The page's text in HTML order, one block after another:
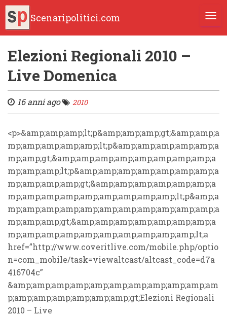
Scenaripolitici.com
Elezioni Regionali 2010 –
Live Domenica
16 anni ago 2010
<p>&amp;amp;amp;lt;p&amp;amp;amp;gt;&amp;amp;a
mp;amp;amp;amp;amp;lt;p&amp;amp;amp;amp;amp;a
mp;amp;gt;&amp;amp;amp;amp;amp;amp;amp;amp;a
mp;amp;amp;lt;p&amp;amp;amp;amp;amp;amp;amp;a
mp;amp;amp;amp;gt;&amp;amp;amp;amp;amp;amp;a
mp;amp;amp;amp;amp;amp;amp;amp;amp;lt;p&amp;a
mp;amp;amp;amp;amp;amp;amp;amp;amp;amp;amp;a
mp;amp;amp;gt;&amp;amp;amp;amp;amp;amp;amp;a
mp;amp;amp;amp;amp;amp;amp;amp;amp;amp;lt;a
href=”http://www.coveritlive.com/mobile.php/optio
n=com_mobile/task=viewaltcast/altcast_code=d7a
416704c”
&amp;amp;amp;amp;amp;amp;amp;amp;amp;amp;am
p;amp;amp;amp;amp;amp;amp;gt;Elezioni Regionali
2010 – Live